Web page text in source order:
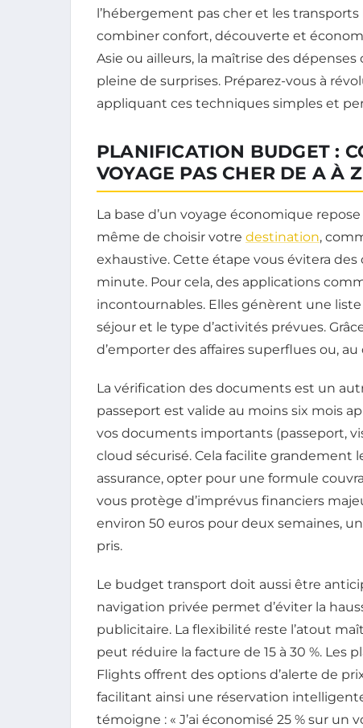
l’hébergement pas cher et les
combiner confort, découverte et
Asie ou ailleurs, la maîtrise des
pleine de surprises. Préparez-vous à
appliquant ces techniques simples et
PLANIFICATION BUDGET :
VOYAGE PAS CHER DE A À Z
La base d’un voyage économique
même de choisir votre destination,
exhaustive. Cette étape vous évitera
minute. Pour cela, des applications
incontournables. Elles génèrent une
séjour et le type d’activités prévues.
d’emporter des affaires superflues ou,
La vérification des documents est un
passeport est valide au moins six mois
vos documents importants (passeport,
cloud sécurisé. Cela facilite grandement
assurance, opter pour une formule
vous protège d’imprévus financiers
environ 50 euros pour deux semaines,
pris.
Le budget transport doit aussi être
navigation privée permet d’éviter la
publicitaire. La flexibilité reste l’atout
peut réduire la facture de 15 à 30 %. Les
Flights offrent des options d’alerte de
facilitant ainsi une réservation
témoigne : « J’ai économisé 25 % sur